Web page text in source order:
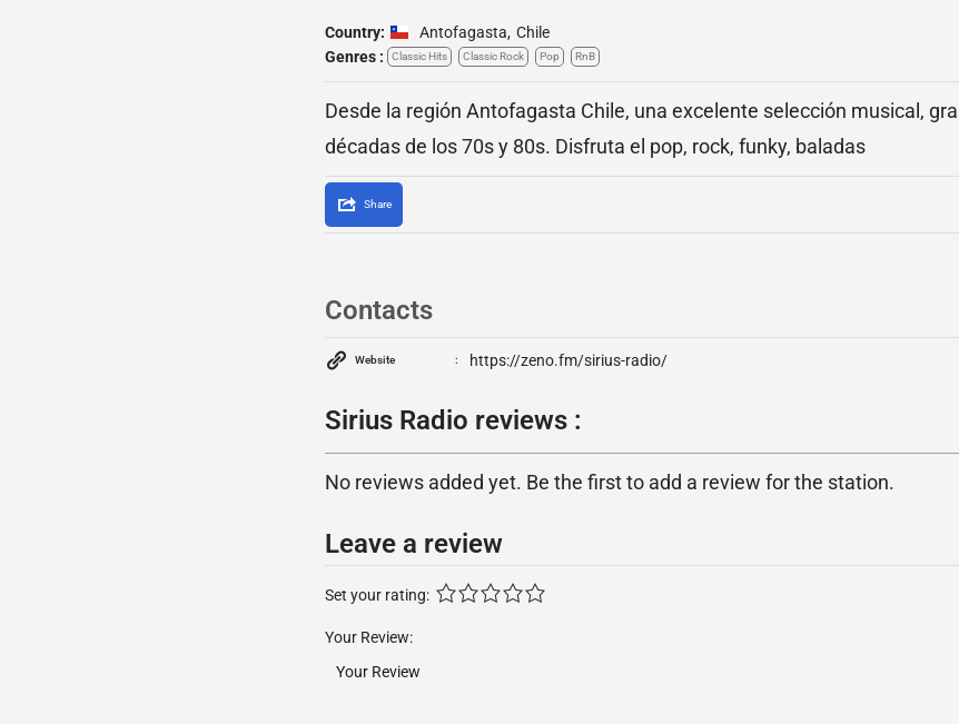
Country: Antofagasta, Chile
Genres :
Classic Hits Classic Rock Pop RnB
Desde la región Antofagasta Chile, una excelente selección musical,
décadas de los 70s y 80s. Disfruta el pop, rock, funky, baladas
Share
Contacts
Website https://zeno.fm/sirius-radio/
Sirius Radio reviews :
No reviews added yet. Be the first to add a review for the station.
Leave a review
Set your rating:
Your Review: